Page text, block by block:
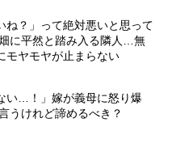
ね？」って絶対悪いと思って
に平然と踏み入る隣人…無
モヤモヤが止まらない
い…！」嫁が義母に怒り爆
うけれど諦めるべき？